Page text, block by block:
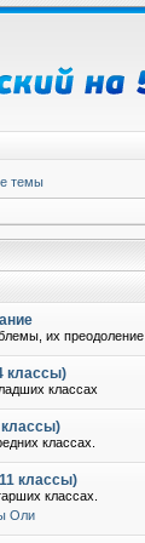
темы
их преодоление
классы)
классах
классах.
классы)
классах.
Оли